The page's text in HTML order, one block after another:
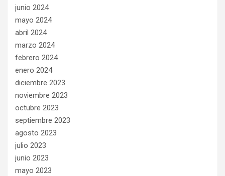
junio 2024
mayo 2024
abril 2024
marzo 2024
febrero 2024
enero 2024
diciembre 2023
noviembre 2023
octubre 2023
septiembre 2023
agosto 2023
julio 2023
junio 2023
mayo 2023